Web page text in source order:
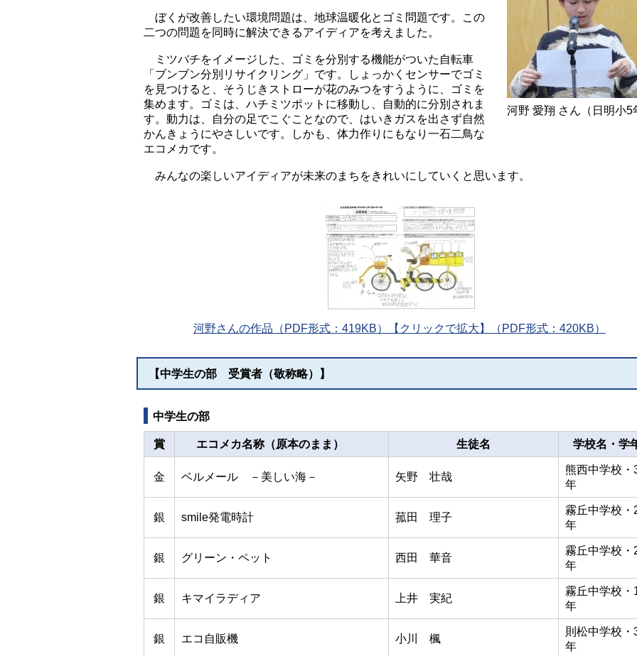
河野 愛翔 さん（日明小5
ぼくが改善したい環境問題は、地球温暖化とゴミ問題です。この
二つの問題を同時に解決できるアイディアを考えました。
ミツバチをイメージした、ゴミを分別する機能がついた自転車
「ブンブン分別リサイクリング」です。しょっかくセンサーでゴミ
を見つけると、そうじきストローが花のみつをすうように、ゴミを
集めます。ゴミは、ハチミツポットに移動し、自動的に分別されま
す。動力は、自分の足でこぐことなので、はいきガスを出さず自然
かんきょうにやさしいです。しかも、体力作りにもなり一石二鳥な
エコメカです。
みんなの楽しいアイディアが未来のまちをきれいにしていくと思います。
河野さんの作品（PDF形式：419KB）【クリックで拡大】（PDF形式：420KB）
【中学生の部 受賞者（敬称略）】
中学生の部
賞 エコメカ名称（原本のまま） 生徒名 学校名・学
金 ベルメール －美しい海－ 矢野 壮哉
熊西中学校・
年
銀 smile発電時計 菰田 理子
霧丘中学校・
年
銀 グリーン・ペット 西田 華音
霧丘中学校・
年
銀 キマイラディア 上井 実紀
霧丘中学校・
年
銀 エコ自販機 小川 楓
則松中学校・
年